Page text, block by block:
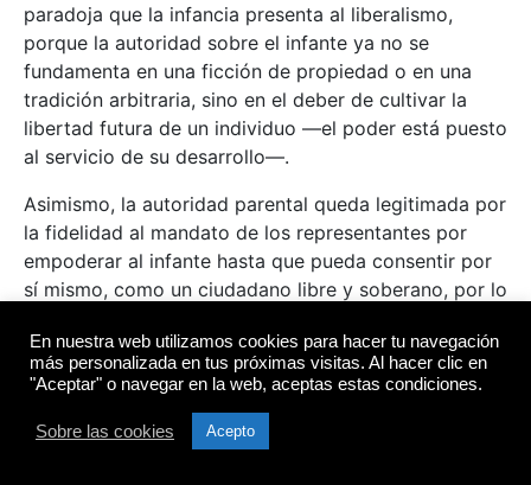
paradoja que la infancia presenta al liberalismo,
porque la autoridad sobre el infante ya no se
fundamenta en una ficción de propiedad o en una
tradición arbitraria, sino en el deber de cultivar la
libertad futura de un individuo —el poder está puesto
al servicio de su desarrollo—.
Asimismo, la autoridad parental queda legitimada por
la fidelidad al mandato de los representantes por
empoderar al infante hasta que pueda consentir por
sí mismo, como un ciudadano libre y soberano, por lo
de su fidelidad al mandato de empoderarlo hasta que
pueda consentir por sí mismo, como un ciudadano
En nuestra web utilizamos cookies para hacer tu navegación
más personalizada en tus próximas visitas. Al hacer clic en
"Aceptar" o navegar en la web, aceptas estas condiciones.
Sobre las cookies Acepto